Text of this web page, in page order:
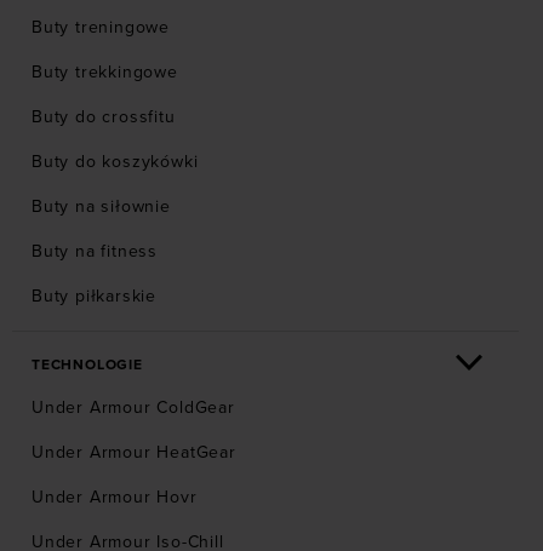
Buty treningowe
Buty trekkingowe
Buty do crossfitu
Buty do koszykówki
Buty na siłownie
Buty na fitness
Buty piłkarskie
TECHNOLOGIE
Under Armour ColdGear
Under Armour HeatGear
Under Armour Hovr
Under Armour Iso-Chill